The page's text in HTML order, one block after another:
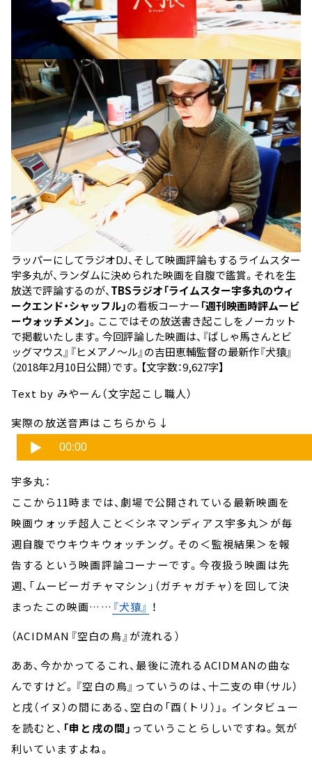
ラッパーにしてラジオDJ、そして映画評論もするライムスター
宇多丸が、ランダムに決められた映画を自腹で鑑賞。それを生
放送で評論するのが、 TBSラジオ「ライムスター宇多丸のウィ
ークエンド・シャッフル」の看板コーナー 「週刊映画時評ムービ
ーウォッチメン」。ここではその放送書き起こしをノーカット
で掲載いたします。今回評論した映画は、『ばしゃ馬さんとビ
ッグマウス』『ヒメアノ～ル』の吉田恵輔監督の最新作『犬猿』
（2018年2月10日公開）です。【文字数：9,627字】
Text by みやーん（文字起こし職人）
実際の放送音声はこちらから↓
宇多丸：
ここから11時までは、劇場で公開されている最新映画を
映画ウォッチ超人こと＜シネマンディアス宇多丸＞が毎
週自腹でウキウキウォッチング。その＜監視結果＞を報
告するという映画評論コーナーです。今夜扱う映画は先
週、「ムービーガチャマシン」（ガチャガチャ）を回して決
まったこの映画…… 『犬猿』 ！
（ACIDMAN『空白の鳥』が流れる）
ああ、今かかってるこれ、最後に流れるACIDMANの曲な
んですけど。『空白の鳥』っていうのは、十二支の申（サル）
と戌（イヌ）の間にある、空白の「酉（トリ）」。インタビュー
を読むと、 「申と戌の間」 っていうことらしいですね。気が
利いていますよね。